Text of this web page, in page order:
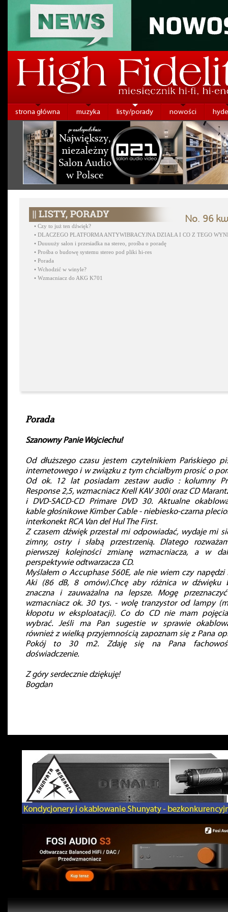
strona główna muzyka listy/porady nowości
No. 96
• Czy to już ten dźwięk?
• DLACZEGO PLATFORMA ANTYWIBRACYJNA DZIAŁA I CO Z TEGO
• Duuuuży salon i przesiadka na stereo, prośba o poradę
• Prośba o budowę systemu stereo pod pliki hi-res
• Porada
• Wchodzić w winyle?
• Wzmacniacz do AKG K701
Porada
Szanowny Panie Wojciechu!
Od dłuższego czasu jestem czytelnikiem Pańskiego
internetowego i w związku z tym chciałbym prosić o
Od ok. 12 lat posiadam zestaw audio : kolumny
Response 2,5, wzmacniacz Krell KAV 300i oraz CD
i DVD-SACD-CD Primare DVD 30. Aktualne
kable głośnikowe Kimber Cable - niebiesko-czarna
interkonekt RCA Van del Hul The First.
Z czasem dźwięk przestał mi odpowiadać, wydaje mi
zimny, ostry i słabą przestrzenią. Dlatego
pierwszej kolejności zmianę wzmacniacza, a w
perspektywie odtwarzacza CD.
Myślałem o Accuphase 560E, ale nie wiem czy napędzi
Aki (86 dB, 8 omów).Chcę aby różnica w dźwięku
znaczna i zauważalna na lepsze. Mogę
wzmacniacz ok. 30 tys. - wolę tranzystor od lampy
kłopotu w eksploatacji). Co do CD nie mam
wybrać. Jeśli ma Pan sugestie w sprawie
również z wielką przyjemnością zapoznam się z Pana
Pokój to 30 m2. Zdaję się na Pana
doświadczenie.
Z góry serdecznie dziękuję!
Bogdan